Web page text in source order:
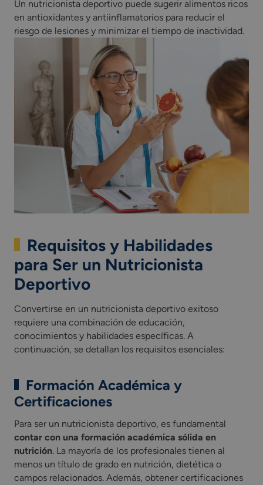
Un nutricionista deportivo puede sugerir alimentos ricos
en antioxidantes y antiinflamatorios para reducir el
riesgo de lesiones y minimizar el tiempo de inactividad.
Requisitos y Habilidades
para Ser un Nutricionista
Deportivo
Convertirse en un nutricionista deportivo exitoso
requiere una combinación de educación,
conocimientos y habilidades específicas. A
continuación, se detallan los requisitos esenciales:
Formación Académica y
Certificaciones
Para ser un nutricionista deportivo, es fundamental
contar con una formación académica sólida en
nutrición. La mayoría de los profesionales tienen al
menos un título de grado en nutrición, dietética o
campos relacionados. Además, obtener certificaciones